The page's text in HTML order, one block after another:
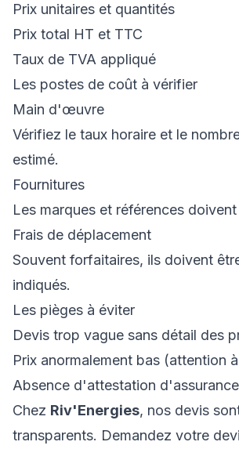
Prix unitaires et quantités
Prix total HT et TTC
Taux de TVA appliqué
Les postes de coût à vérifier
Main d'œuvre
Vérifiez le taux horaire et le
estimé.
Fournitures
Les marques et références
Frais de déplacement
Souvent forfaitaires, ils doivent
indiqués.
Les pièges à éviter
Devis trop vague sans détail des
Prix anormalement bas (attention
Absence d'attestation d'assurance
Chez Riv'Energies, nos devis
transparents. Demandez votre